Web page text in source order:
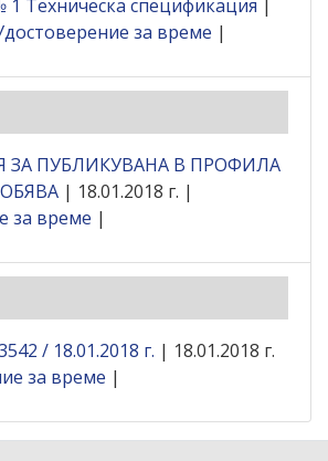
Техническа спецификация
за време |
ПУБЛИКУВАНА В ПРОФИЛА
| 18.01.2018 г. |
за време |
/ 18.01.2018 г. | 18.01.2018 г.
за време |